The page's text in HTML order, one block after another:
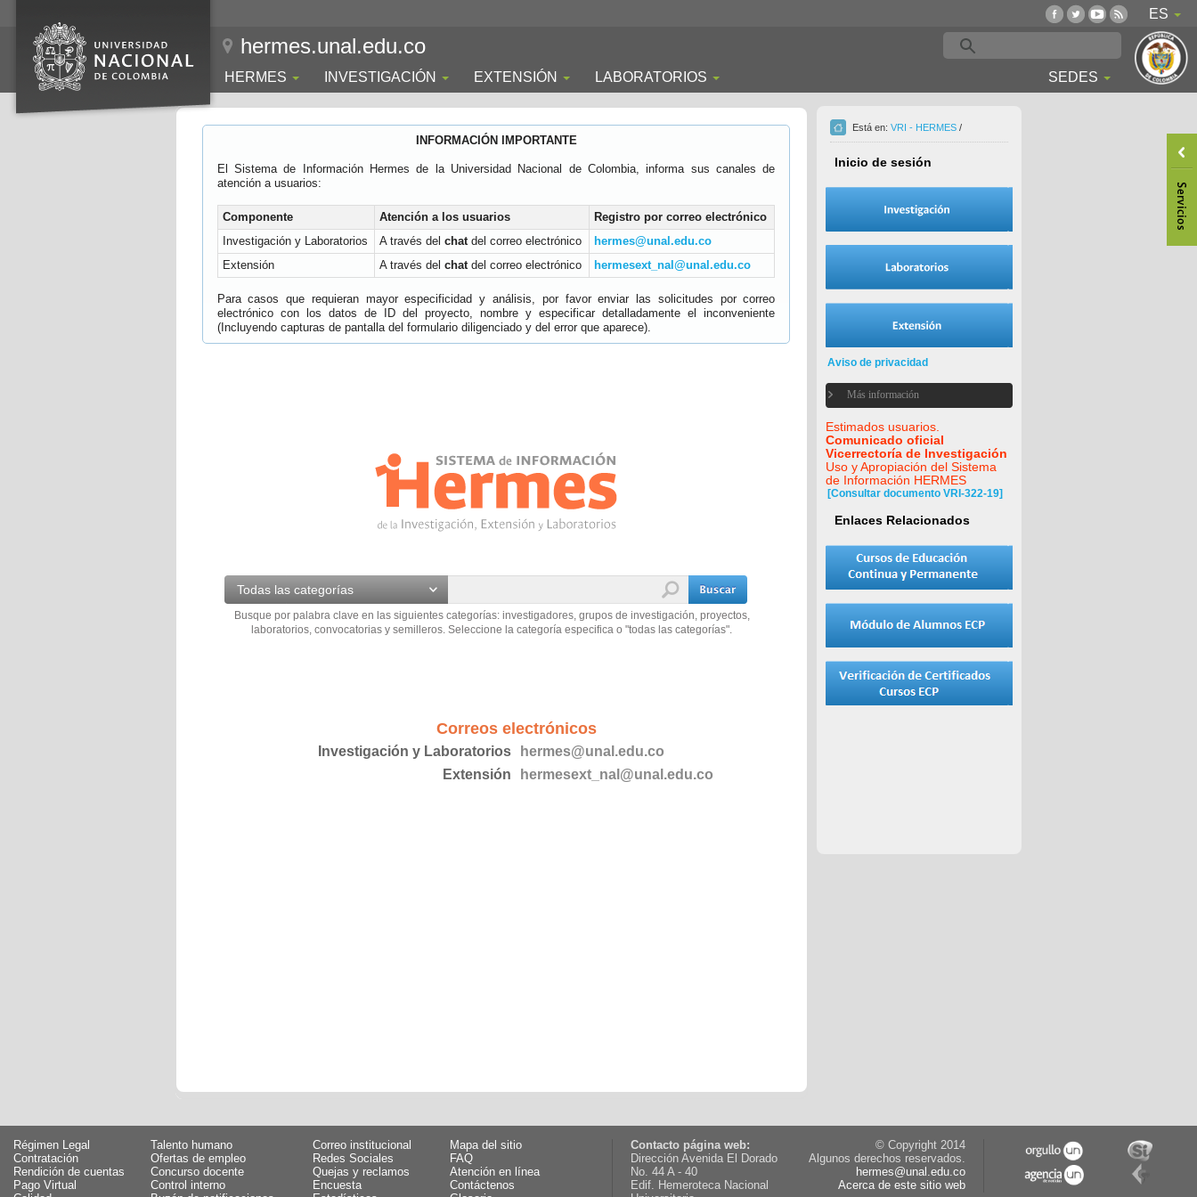
ES
hermes.unal.edu.co
HERMES INVESTIGACIÓN EXTENSIÓN LABORATORIOS SEDES
INFORMACIÓN IMPORTANTE
El Sistema de Información Hermes de la Universidad Nacional de Colombia, informa sus canales de
atención a usuarios:
Componente Atención a los usuarios
Registro por correo electrónico
Investigación y Laboratorios
A través del chatdel correo electrónico
hermes@unal.edu.co
Extensión
A través del chatdel correo electrónico hermesext_nal@unal.edu.co
Para casos que requieran mayor especificidad y análisis, por favor enviar las solicitudes por correo
electrónico con los datos de ID del proyecto, nombre y especificar detalladamente el inconveniente
(Incluyendo capturas de pantalla del formulario diligenciado y del error que aparece).
Todas las categorías
Busque por palabra clave en las siguientes categorías: investigadores, grupos de investigación, proyectos,
laboratorios, convocatorias y semilleros. Seleccione la categoría especifica o "todas las categorías".
Correos electrónicos
Investigación y Laboratorios
hermes@unal.edu.co
Extensión
hermesext_nal@unal.edu.co
Está en: VRI - HERMES /
Inicio de sesión
Aviso de privacidad
Más información
Estimados usuarios.
Comunicado oficial
Vicerrectoría de Investigación
Uso y Apropiación del Sistema
de Información HERMES
[Consultar documento VRI-322-19]
Enlaces Relacionados
Régimen Legal
Talento humano
Contratación
Ofertas de empleo
Rendición de cuentas
Concurso docente
Pago Virtual
Control interno
Correo institucional
Mapa del sitio
Redes Sociales
FAQ
Quejas y reclamos
Atención en línea
Encuesta
Contáctenos
Contacto página web:
Dirección Avenida El Dorado
No. 44 A - 40
Edif. Hemeroteca Nacional
© Copyright 2014
Algunos derechos reservados.
hermes@unal.edu.co
Acerca de este sitio web